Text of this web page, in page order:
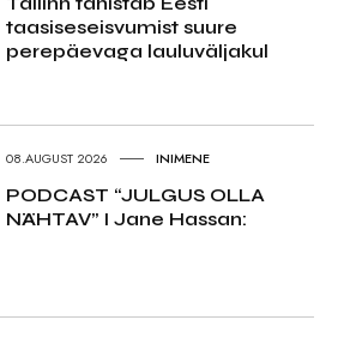
taasiseseisvumist suure
perepäevaga lauluväljakul
08.AUGUST 2026 INIMENE
PODCAST “JULGUS OLLA
NÄHTAV” I Jane Hassan: